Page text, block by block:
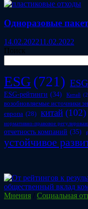
Одноразовые
14.02.202211.02.2022
Поиск
ESG (721)
ESG-рейтинги (34) Китай
возобновляемые источники
европа (28) китай (102)
нормативно-правовое
отчетность компаний (35)
устойчивое
Мнения / Социальная